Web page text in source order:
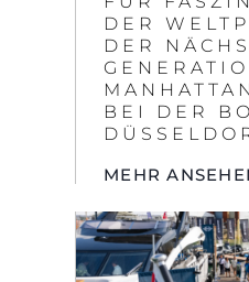
DER
DER
BEI DER
MEHR